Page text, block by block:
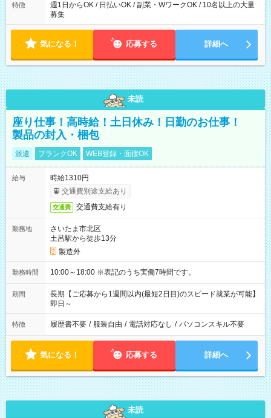
特徴
週1日からOK / 日払いOK / 副業・WワークOK / 10名以上の大量
募集
気になる！ 応募する 詳細へ
未読
座り仕事！高時給！土日休み！日勤のお仕事！
製品の封入・梱包
派遣 ブランクOK WEB登録・面接OK
給与
時給1310円
交通費別途支給あり
交通費 交通費支給有り
勤務地
さいたま市北区
土呂駅から徒歩13分
製造外
勤務時間 10:00～18:00 ※表記のうち実働7時間です。
期間
長期【ご応募から1週間以内(最短2日目)のスピード就業が可能】
即日～
特徴 履歴書不要 / 服装自由 / 電話対応なし / パソコンスキル不要
気になる！ 応募する 詳細へ
未読